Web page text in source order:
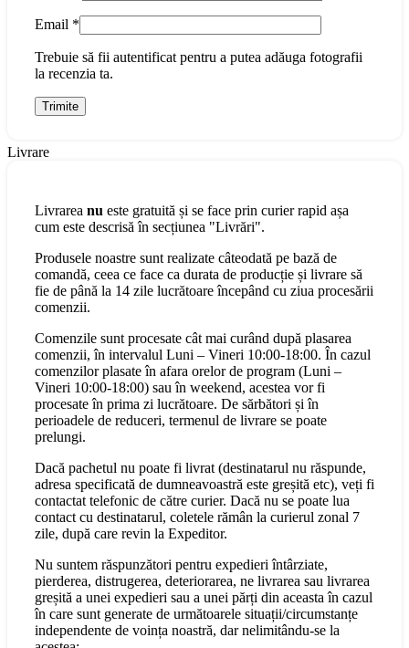
Email *
Trebuie să fii autentificat pentru a putea adăuga fotografii
la recenzia ta.
Livrare
Livrarea nu este gratuită și se face prin curier rapid așa
cum este descrisă în secțiunea "Livrări".
Produsele noastre sunt realizate câteodată pe bază de
comandă, ceea ce face ca durata de producție și livrare să
fie de până la 14 zile lucrătoare începând cu ziua procesării
comenzii.
Comenzile sunt procesate cât mai curând după plasarea
comenzii, în intervalul Luni – Vineri 10:00-18:00. În cazul
comenzilor plasate în afara orelor de program (Luni –
Vineri 10:00-18:00) sau în weekend, acestea vor fi
procesate în prima zi lucrătoare. De sărbători și în
perioadele de reduceri, termenul de livrare se poate
prelungi.
Dacă pachetul nu poate fi livrat (destinatarul nu răspunde,
adresa specificată de dumneavoastră este greșită etc), veți fi
contactat telefonic de către curier. Dacă nu se poate lua
contact cu destinatarul, coletele rămân la curierul zonal 7
zile, după care revin la Expeditor.
Nu suntem răspunzători pentru expedieri întârziate,
pierderea, distrugerea, deteriorarea, ne livrarea sau livrarea
greșită a unei expedieri sau a unei părți din aceasta în cazul
în care sunt generate de următoarele situații/circumstanțe
independente de voința noastră, dar nelimitându-se la